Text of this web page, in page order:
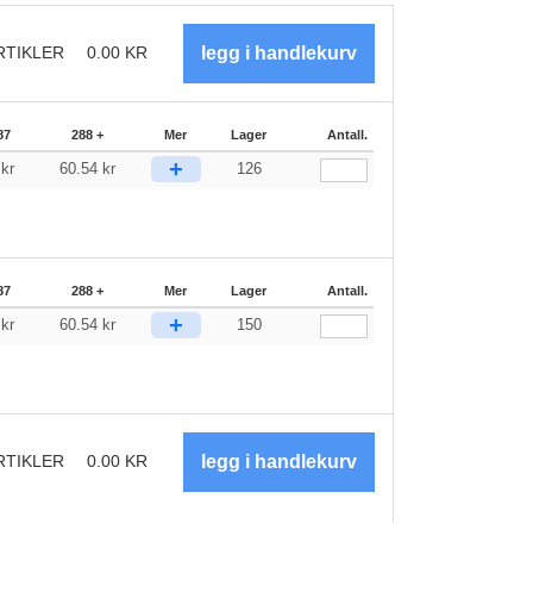
0.00 KR
288 + Mer Lager Antall.
kr 60.54 kr + 126
288 + Mer Lager Antall.
kr 60.54 kr + 150
0.00 KR